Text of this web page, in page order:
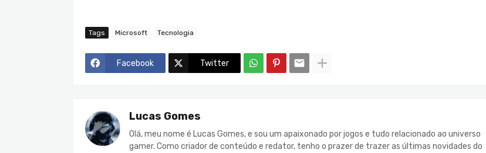
Tags Microsoft Tecnologia
Facebook Twitter
Lucas Gomes
Olá, meu nome é Lucas Gomes, e sou um apaixonado por jogos e tudo relacionado ao universo
gamer. Como criador de conteúdo e redator, tenho o prazer de trazer as últimas novidades do